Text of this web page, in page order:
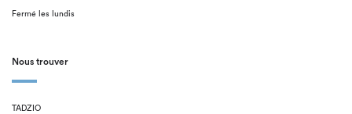
Fermé les lundis
Nous trouver
TADZIO